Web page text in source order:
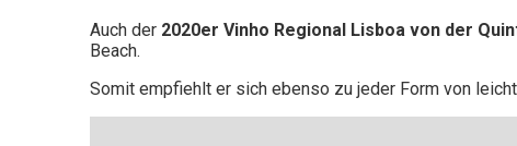
Auch der 2020er Vinho Regional Lisboa von der
Beach.
Somit empfiehlt er sich ebenso zu jeder Form von